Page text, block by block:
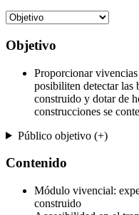
Objetivo
Proporcionar
posibiliten detectar las
construido y dotar de
construcciones se
Público objetivo (+)
Contenido
Módulo vivencial:
construido